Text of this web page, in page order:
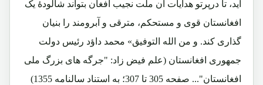
آید، تا درپرتو هدایات آن ملت نجیب افغان بتواند شالودۀ یک
افغانستان قوی و مستحکم، مترقی و آبرومند را بنیان
گذاری کند. و من الله التوفیق» محمد داؤد رئیس دولت
جمهوری افغانستان (علم فیض زاد: "جرگه های بزرگ ملی
افغانستان"... صفحه 305 تا 307؛ به استناد سالنامه 1355)